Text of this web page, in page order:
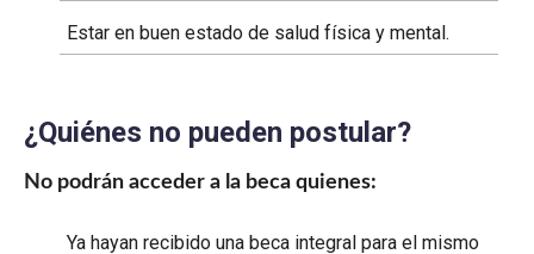
Estar en buen estado de salud física y mental.
¿Quiénes no pueden postular?
No podrán acceder a la beca quienes:
Ya hayan recibido una beca integral para el mismo